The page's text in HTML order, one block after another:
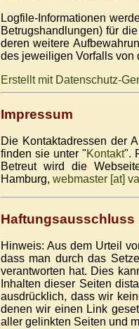
Logfile-Informationen
Betrugshandlungen) für
deren weitere
des jeweiligen Vorfalls von
Erstellt mit Datenschutz-
Impressum
Die Kontaktadressen der
finden sie unter "Kontakt".
Betreut wird die
Hamburg, webmaster [at]
Haftungsausschluss
Hinweis: Aus dem Urteil
dass man durch das
verantworten hat. Dies
Inhalten dieser Seiten
ausdrücklich, dass wir
denen wir einen Link
aller gelinkten Seiten und